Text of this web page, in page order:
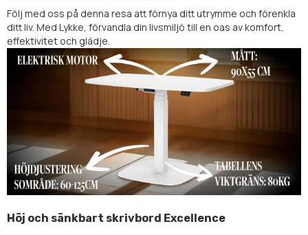
Följ med oss på denna resa att förnya ditt utrymme och förenkla
ditt liv. Med Lykke, förvandla din livsmiljö till en oas av komfort,
effektivitet och glädje.
Höj och sänkbart skrivbord Excellence